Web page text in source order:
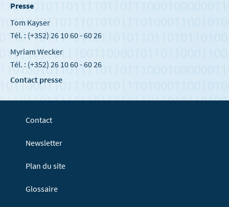
Presse
Tom Kayser
Tél. : (+352) 26 10 60 - 60 26
Myriam Wecker
Tél. : (+352) 26 10 60 - 60 26
Contact presse
Contact
Newsletter
Plan du site
Glossaire